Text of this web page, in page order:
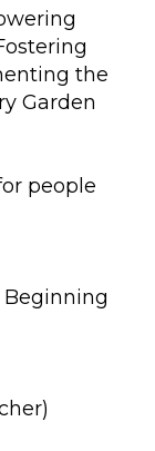
the
Garden
people